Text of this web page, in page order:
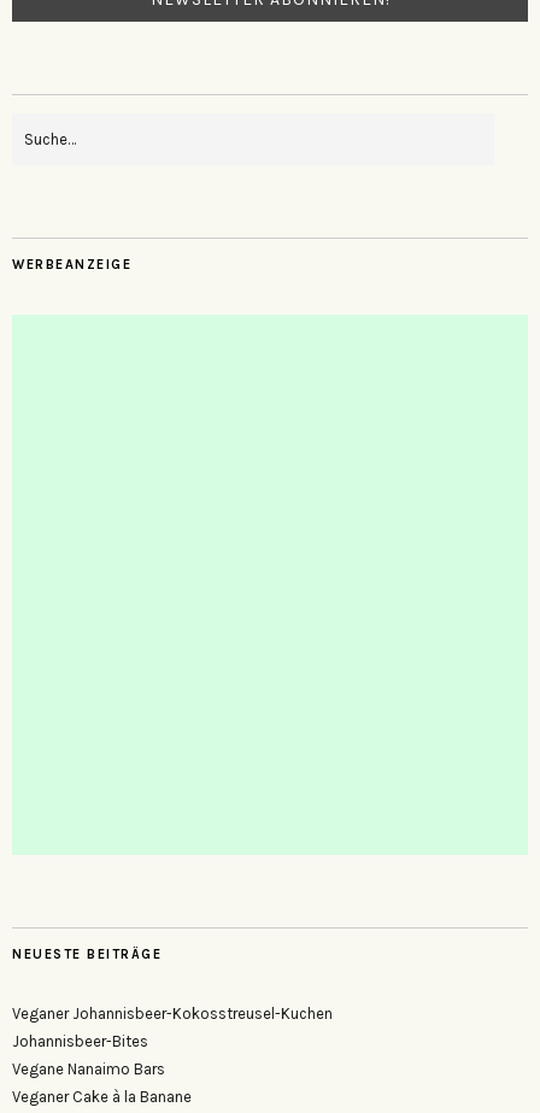
WERBEANZEIGE
NEUESTE BEITRÄGE
Veganer Johannisbeer-Kokosstreusel-Kuchen
Johannisbeer-Bites
Vegane Nanaimo Bars
Veganer Cake à la Banane